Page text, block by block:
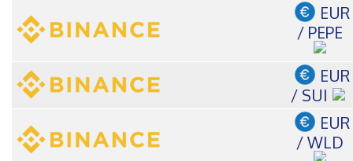
EUR
/ PEPE
EUR
/ SUI
EUR
/ WLD